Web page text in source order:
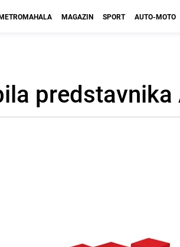
MAGAZIN SPORT AUTO-MOTO